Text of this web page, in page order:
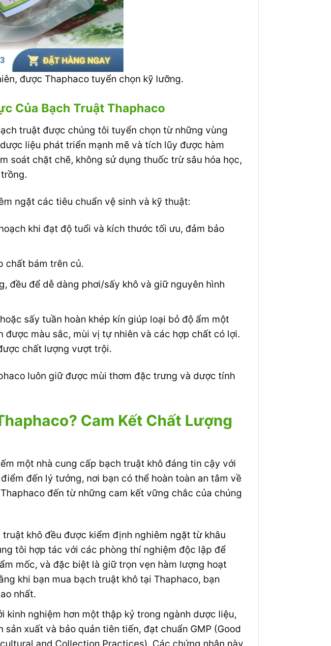
được Thaphaco tuyển chọn kỹ lưỡng.
Của Bạch Truật Thaphaco
truật được chúng tôi tuyển chọn từ những vùng
liệu phát triển mạnh mẽ và tích lũy được hàm
soát chặt chẽ, không sử dụng thuốc trừ sâu hóa học,
ngặt các tiêu chuẩn vệ sinh và kỹ thuật:
khi đạt độ tuổi và kích thước tối ưu, đảm bảo
chất bám trên củ.
đều để dễ dàng phơi/sấy khô và giữ nguyên hình
sấy tuần hoàn khép kín giúp loại bỏ độ ẩm một
màu sắc, mùi vị tự nhiên và các hợp chất có lợi.
chất lượng vượt trội.
luôn giữ được mùi thơm đặc trưng và dược tính
Cam Kết Chất Lượng
một nhà cung cấp bạch truật khô đáng tin cậy với
đến lý tưởng, nơi bạn có thể hoàn toàn an tâm về
đến từ những cam kết vững chắc của chúng
truật khô đều được kiểm định nghiêm ngặt từ khâu
tôi hợp tác với các phòng thí nghiệm độc lập để
mốc, và đặc biệt là giữ trọn vẹn hàm lượng hoạt
khi bạn mua bạch truật khô tại Thaphaco, bạn
nhất.
kinh nghiệm hơn một thập kỷ trong ngành dược liệu,
xuất và bảo quản tiên tiến, đạt chuẩn GMP (Good